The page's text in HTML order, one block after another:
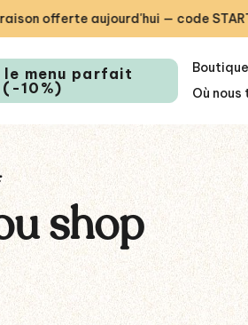
offerte aujourd'hui — code
le menu parfait
(-10%)
Boutique
Où
shop